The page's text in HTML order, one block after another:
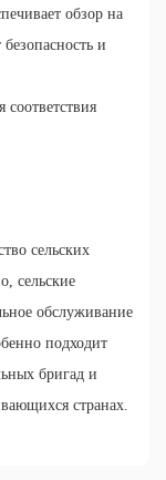
обзор на
и
сельских
сельские
обслуживание
подходит
бригад и
странах.